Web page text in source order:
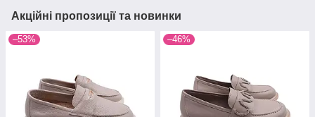
Акційні пропозиції та новинки
–53% –46%